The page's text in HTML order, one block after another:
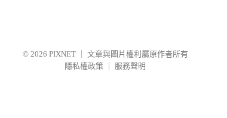
© 2026 PIXNET
文章與圖片權利屬原作者所有
隱私權政策
服務聲明